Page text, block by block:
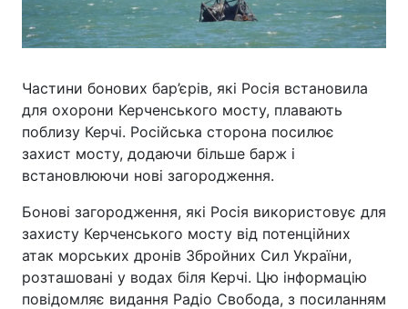
Частини бонових бар’єрів, які Росія встановила
для охорони Керченського мосту, плавають
поблизу Керчі. Російська сторона посилює
захист мосту, додаючи більше барж і
встановлюючи нові загородження.
Бонові загородження, які Росія використовує для
захисту Керченського мосту від потенційних
атак морських дронів Збройних Сил України,
розташовані у водах біля Керчі. Цю інформацію
повідомляє видання Радіо Свобода, з посиланням